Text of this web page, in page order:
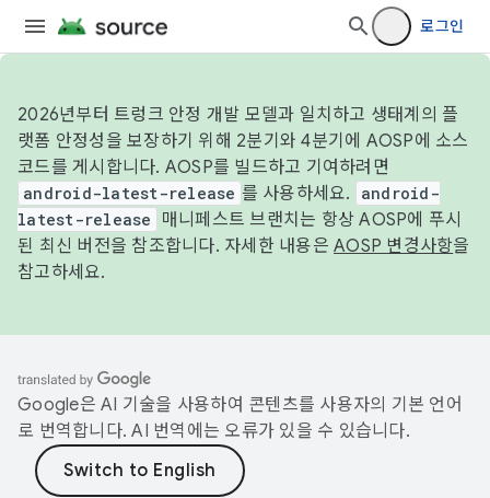
로그인
2026년부터 트렁크 안정 개발 모델과 일치하고 생태계의 플
랫폼 안정성을 보장하기 위해 2분기와 4분기에 AOSP에 소스
코드를 게시합니다. AOSP를 빌드하고 기여하려면
android-latest-release 를 사용하세요.
android-
latest-release
매니페스트 브랜치는 항상 AOSP에 푸시
된 최신 버전을 참조합니다. 자세한 내용은 AOSP 변경사항을
참고하세요.
Google은 AI 기술을 사용하여 콘텐츠를 사용자의 기본 언어
로 번역합니다. AI 번역에는 오류가 있을 수 있습니다.